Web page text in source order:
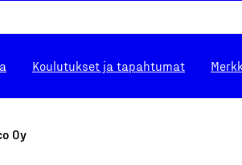
Koulutukset ja tapahtumat
Oy